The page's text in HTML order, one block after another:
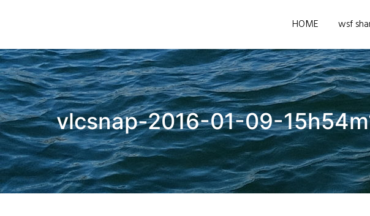
へ
ス
キ
ッ
プ
HOME wsf
vlcsnap-2016-01-09-